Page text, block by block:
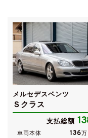
メルセデスベンツ
Ｓクラス
支払総額
車両本体 136万